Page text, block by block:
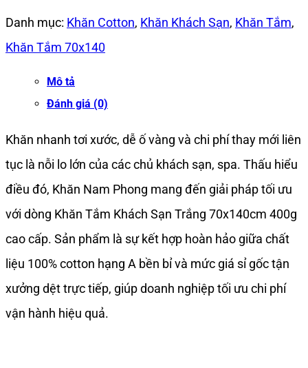
Danh mục: Khăn Cotton, Khăn Khách Sạn, Khăn Tắm,
Khăn Tắm 70x140
Mô tả
Đánh giá (0)
Khăn nhanh tơi xước, dễ ố vàng và chi phí thay mới liên
tục là nỗi lo lớn của các chủ khách sạn, spa. Thấu hiểu
điều đó, Khăn Nam Phong mang đến giải pháp tối ưu
với dòng Khăn Tắm Khách Sạn Trắng 70x140cm 400g
cao cấp. Sản phẩm là sự kết hợp hoàn hảo giữa chất
liệu 100% cotton hạng A bền bỉ và mức giá sỉ gốc tận
xưởng dệt trực tiếp, giúp doanh nghiệp tối ưu chi phí
vận hành hiệu quả.